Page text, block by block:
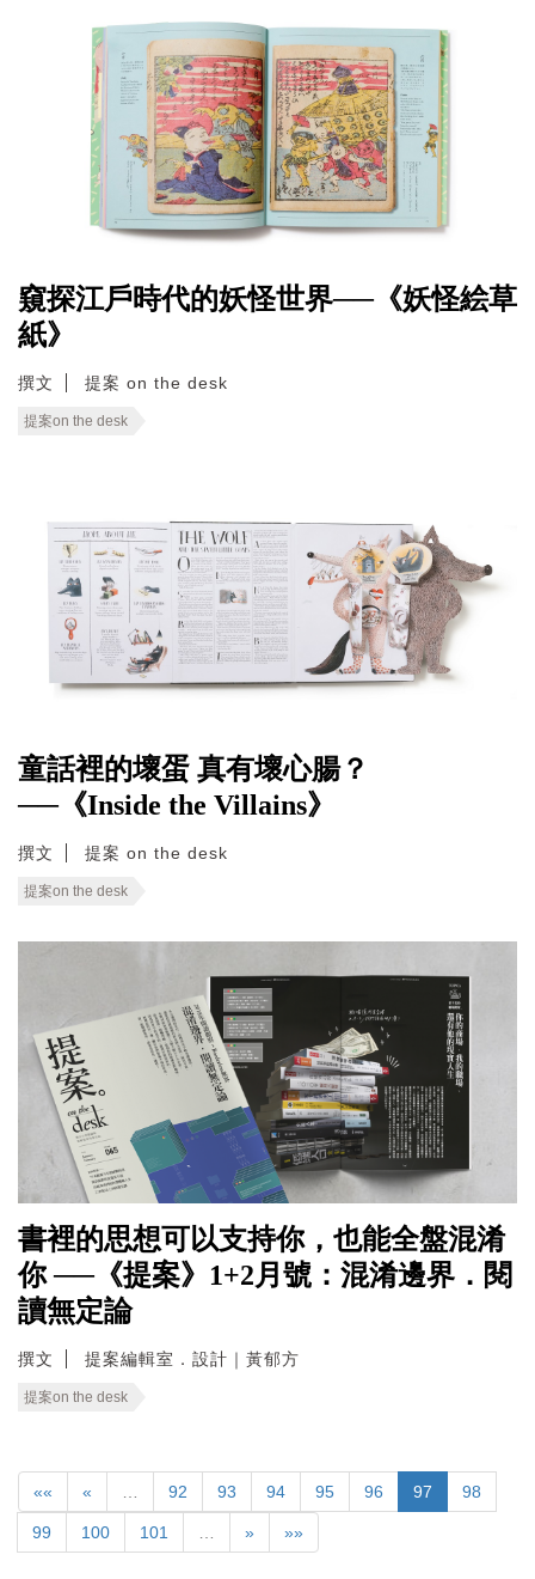
窺探江戶時代的妖怪世界──《妖怪絵草
紙》
撰文 提案 on the desk
提案on the desk
童話裡的壞蛋 真有壞心腸？
──《Inside the Villains》
撰文 提案 on the desk
提案on the desk
書裡的思想可以支持你，也能全盤混淆
你 ──《提案》1+2月號：混淆邊界．閱
讀無定論
撰文 提案編輯室．設計｜黃郁方
提案on the desk
«« « 92 93 94 95 96 97 98
99 100 101 » »»